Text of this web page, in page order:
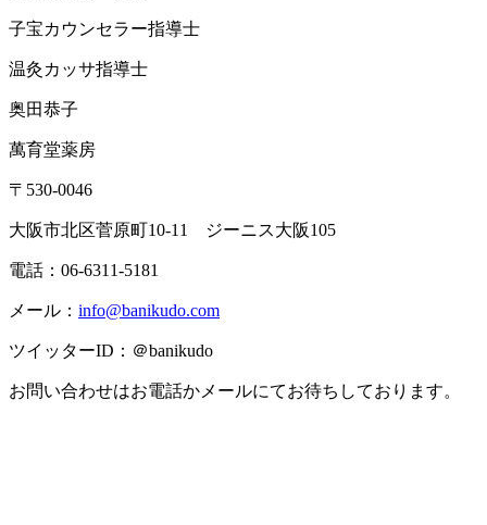
子宝カウンセラー指導士
温灸カッサ指導士
奥田恭子
萬育堂薬房
〒530-0046
大阪市北区菅原町10-11 ジーニス大阪105
電話：06-6311-5181
メール： info@banikudo.com
ツイッターID：＠banikudo
お問い合わせはお電話かメールにてお待ちしております。